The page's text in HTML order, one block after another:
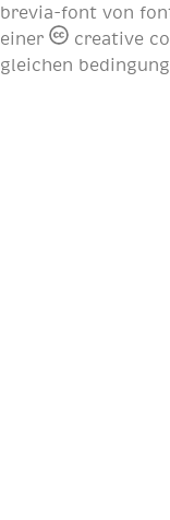
brevia-font von
einer
creative
gleichen